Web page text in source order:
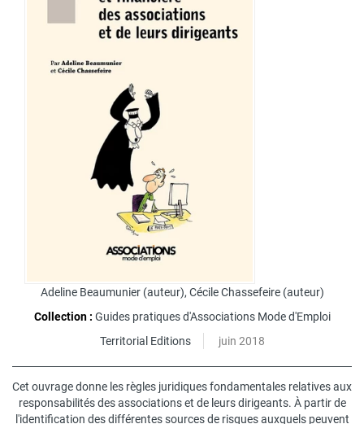
Adeline Beaumunier(auteur), Cécile Chassefeire(auteur)
Collection : Guides pratiques d'Associations Mode d'Emploi
Territorial Editions
juin 2018
Cet ouvrage donne les règles juridiques fondamentales relatives aux
responsabilités des associations et de leurs dirigeants. À partir de
l'identification des différentes sources de risques auxquels peuvent